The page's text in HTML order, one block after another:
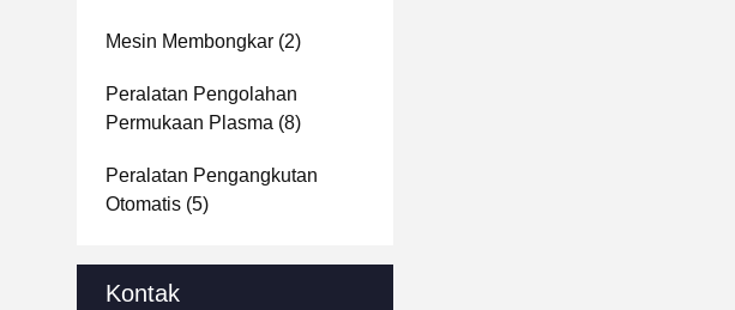
Mesin Membongkar (2)
Peralatan Pengolahan
Permukaan Plasma (8)
Peralatan Pengangkutan
Otomatis (5)
Kontak